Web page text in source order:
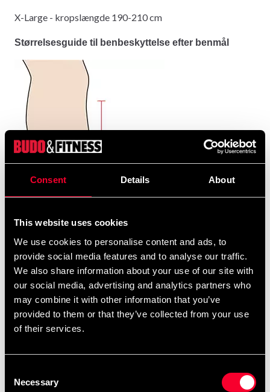
Consent Details About
This website uses cookies
We use cookies to personalise content and ads, to
provide social media features and to analyse our traffic.
We also share information about your use of our site with
our social media, advertising and analytics partners who
may combine it with other information that you’ve
provided to them or that they’ve collected from your use
of their services.
Selection
Necessary
X-Large - kropslængde 190-210 cm
Størrelsesguide til benbeskyttelse efter benmål
Placer målebåndet under knæet som vist og mål nedad.
Størrelse - længde i cm
XXS - 26